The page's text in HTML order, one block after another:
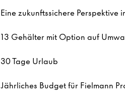
Eine zukunftssichere Perspektive
13 Gehälter mit Option auf
30 Tage Urlaub
Jährliches Budget für Fielmann